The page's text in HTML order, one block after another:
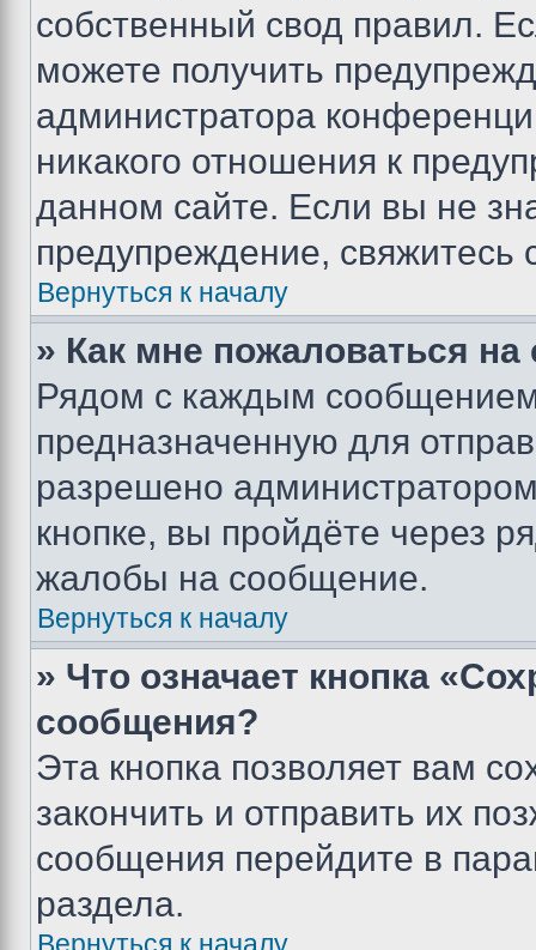
собственный свод правил.
можете получить
администратора
никакого отношения к
данном сайте. Если вы не
предупреждение,
Вернуться к началу
» Как мне пожаловаться
Рядом с каждым сообщением
предназначенную для
разрешено
кнопке, вы пройдёте через
жалобы на сообщение.
Вернуться к началу
» Что означает кнопка
сообщения?
Эта кнопка позволяет вам
закончить и отправить их
сообщения перейдите в
раздела.